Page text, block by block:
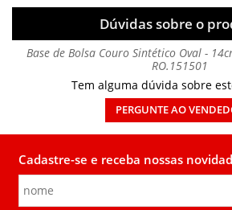
Dúvidas sobre o
Base de Bolsa Couro Sintético Oval -
RO.151501
Tem alguma dúvida sobre
PERGUNTE AO
Cadastre-se e receba nossas